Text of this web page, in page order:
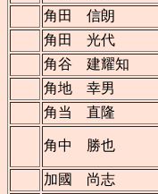
角田 信朗
角田 光代
角谷 建耀知
角地 幸男
角当 直隆
角中 勝也
加國 尚志